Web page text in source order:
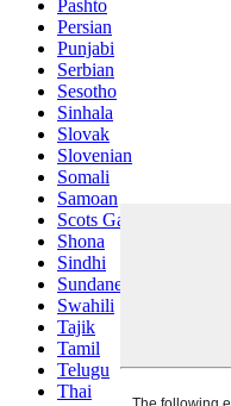
Pashto
Persian
Punjabi
Serbian
Sesotho
Sinhala
Slovak
Slovenian
Somali
Samoan
Scots Gaelic
Shona
Sindhi
Sundanese
Swahili
Tajik
Tamil
Telugu
Thai